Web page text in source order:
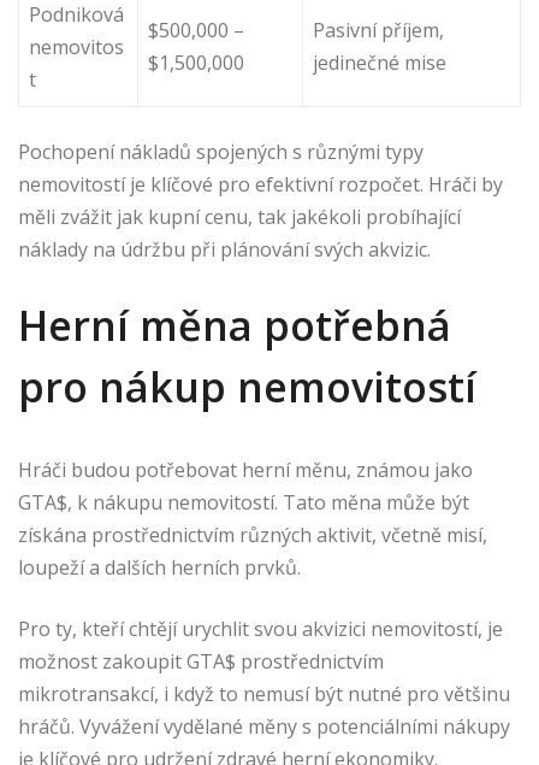
Podniková
nemovitos
t
$500,000 –
$1,500,000
Pasivní příjem,
jedinečné mise
Pochopení nákladů spojených s různými typy
nemovitostí je klíčové pro efektivní rozpočet. Hráči by
měli zvážit jak kupní cenu, tak jakékoli probíhající
náklady na údržbu při plánování svých akvizic.
Herní měna potřebná
pro nákup nemovitostí
Hráči budou potřebovat herní měnu, známou jako
GTA$, k nákupu nemovitostí. Tato měna může být
získána prostřednictvím různých aktivit, včetně misí,
loupeží a dalších herních prvků.
Pro ty, kteří chtějí urychlit svou akvizici nemovitostí, je
možnost zakoupit GTA$ prostřednictvím
mikrotransakcí, i když to nemusí být nutné pro většinu
hráčů. Vyvážení vydělané měny s potenciálními nákupy
je klíčové pro udržení zdravé herní ekonomiky.